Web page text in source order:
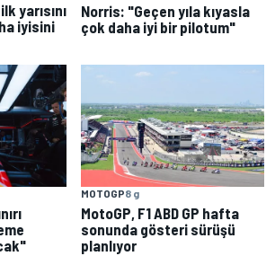
yarısını
iyisini
Norris: "Geçen yıla kıyasla
çok daha iyi bir pilotum"
MOTOGP8 g
MotoGP, F1 ABD GP hafta
sonunda gösteri sürüşü
planlıyor